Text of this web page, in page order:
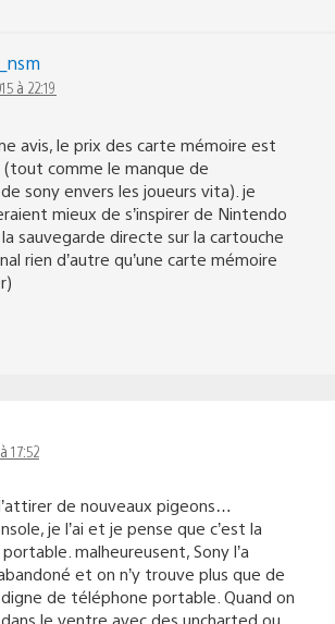
à 22:19
avis, le prix des carte mémoire est
comme le manque de
sony envers les joueurs vita). je
mieux de s’inspirer de Nintendo
sauvegarde directe sur la cartouche
rien d’autre qu’une carte mémoire
17:52
de nouveaux pigeons…
je l’ai et je pense que c’est la
malheureusent, Sony l’a
et on n’y trouve plus que de
de téléphone portable. Quand on
dans le ventre avec des uncharted ou